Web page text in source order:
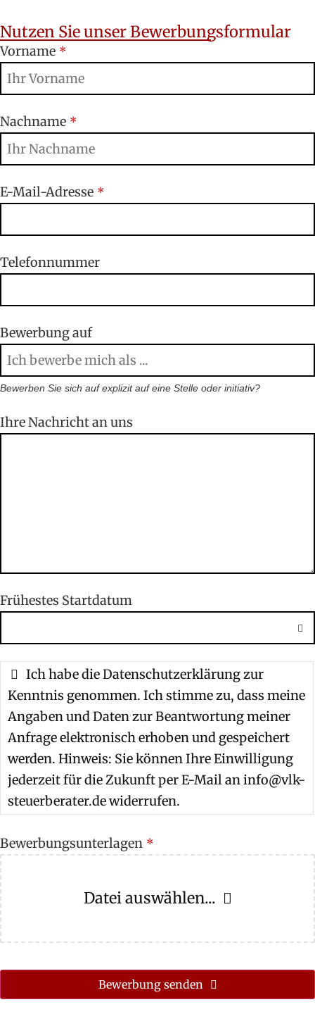
Nutzen Sie unser Bewerbungsformular
Vorname *
Nachname *
E-Mail-Adresse *
Telefonnummer
Bewerbung auf
Bewerben Sie sich auf explizit auf eine Stelle oder initiativ?
Ihre Nachricht an uns
Frühestes Startdatum
Ich habe die Datenschutzerklärung zur
Kenntnis genommen. Ich stimme zu, dass meine
Angaben und Daten zur Beantwortung meiner
Anfrage elektronisch erhoben und gespeichert
werden. Hinweis: Sie können Ihre Einwilligung
jederzeit für die Zukunft per E-Mail an info@vlk-
steuerberater.de widerrufen.
Bewerbungsunterlagen *
Datei auswählen...
Bewerbung senden